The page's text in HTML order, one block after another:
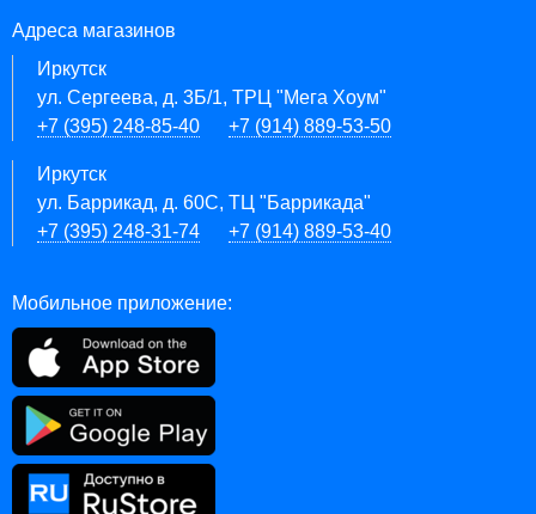
Адреса магазинов
Иркутск
ул. Сергеева, д. 3Б/1, ТРЦ "Мега Хоум"
+7 (395) 248-85-40
+7 (914) 889-53-50
Иркутск
ул. Баррикад, д. 60С, ТЦ "Баррикада"
+7 (395) 248-31-74
+7 (914) 889-53-40
Мобильное приложение: